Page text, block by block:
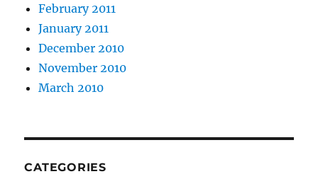
February 2011
January 2011
December 2010
November 2010
March 2010
CATEGORIES